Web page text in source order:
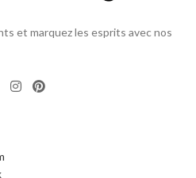
et marquez les esprits avec nos